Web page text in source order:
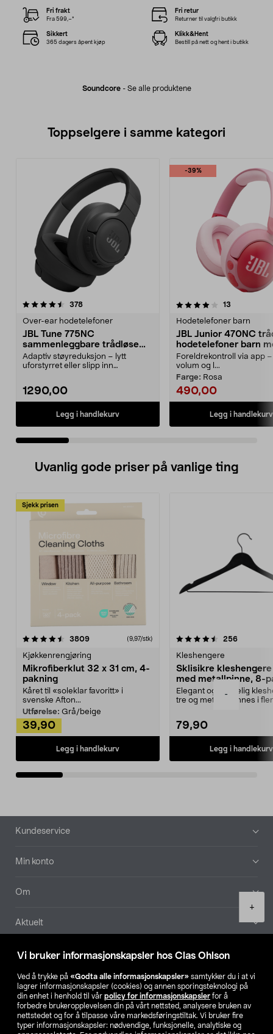
Vi bruker informasjonskapsler hos Clas Ohlson
Ved å trykke på «Godta alle informasjonskapsler» samtykker du i at vi
lagrer informasjonskapsler (cookies) og annen sporingsteknologi på
din enhet i henhold til vår policy for informasjonskapsler for å
forbedre brukeropplevelsen din på vårt nettsted, analysere bruken av
nettstedet og for å tilpasse våre markedsføringstiltak. Vi bruker fire
typer informasjonskapsler: nødvendige, funksjonelle, analytiske og
-
+
Soundcore- Se alle produktene
Fri frakt
Fra 599,–*
Fri retur
Returner til valgfri butikk
Sikkert
365 dagers åpent kjøp
Klikk&Hent
Bestill på nett og hent i butikk
Toppselgere i samme kategori
378anmeldelser
Over-ear hodetelefoner
JBL Tune 775NC
sammenleggbare trådløse
over ear-hodetelefoner,
svarte
Adaptiv støyreduksjon – lytt
uforstyrret eller slipp inn
1290,00
Legg i handlekurv
-39%
4.0 av 5 stjerner 13
Hodetelefoner barn
JBL Junior 470NC
hodetelefoner barn
Foreldrekontroll via app
volum og l...
Farge: Rosa
490,00
Legg i handlekurv
4.0 av 5 stjerner
Uvanlig gode priser på vanlige ting
Sjekk prisen
3809anmeldelser(9,97/stk)
Kjøkkenrengjøring
Mikrofiberklut 32 x 31 cm, 4-
pakning
Kåret til «soleklar favoritt» i
svenske Afton...
Utførelse: Grå/beige
39,90
Legg i handlekurv
4.5av 5 stjerner 256
Kleshengere
Sklisikre
med metallpinne, 8-
Elegant og skikkelig
tre og metall – finnes i
79,90
Legg i handlekurv
4.5av 5 stjerner
Bunntekst
Kundeservice
Min konto
Om
Aktuelt
Våre selskaper
Finn din butikk
SE NO FI